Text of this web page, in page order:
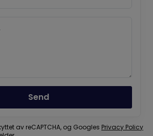
Send
av reCAPTCHA, og Googles Privacy Policy